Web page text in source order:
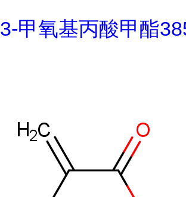
3-甲氧基丙酸甲酯